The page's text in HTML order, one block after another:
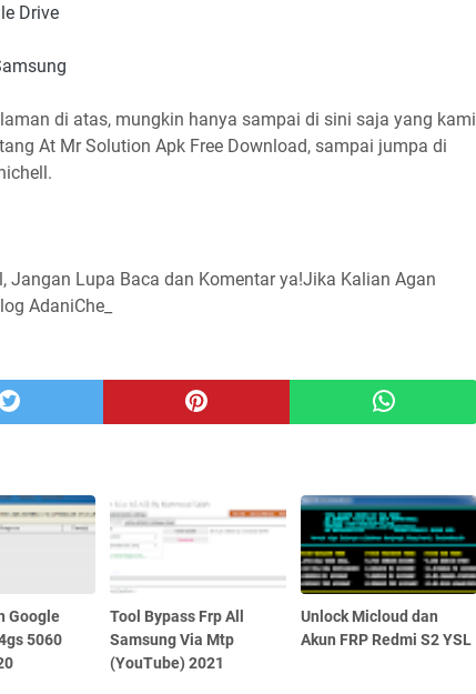
Drive
di atas, mungkin hanya sampai di sini saja yang kami
At Mr Solution Apk Free Download, sampai jumpa di
Jangan Lupa Baca dan Komentar ya!Jika Kalian Agan
AdaniChell, silahka
Google
5060
Tool Bypass Frp All
Samsung Via Mtp
(YouTube) 2021
Unlock Micloud dan
Akun FRP Redmi S2 YSL